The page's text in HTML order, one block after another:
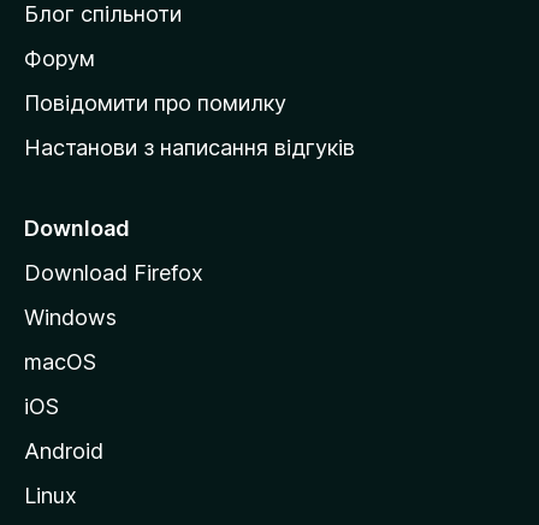
і
в
к
M
z
l
l
Блог спільноти
Форум
Повідомити про помилку
Настанови з написання відгуків
Download
Download Firefox
Windows
macOS
iOS
Android
Linux